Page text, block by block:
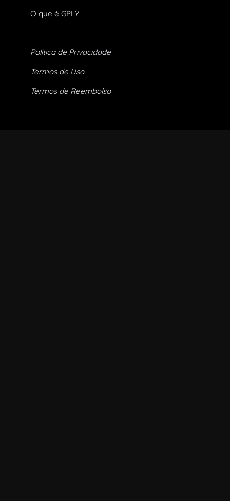
O que é GPL?
Política de Privacidade
Termos de Uso
Termos de Reembolso